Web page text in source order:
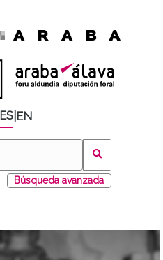
ES EN
Búsqueda avanzada